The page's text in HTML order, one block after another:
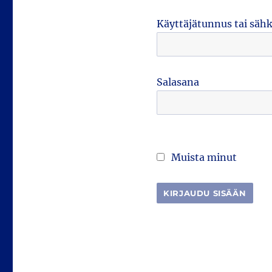
Käyttäjätunnus tai
Salasana
Muista minut